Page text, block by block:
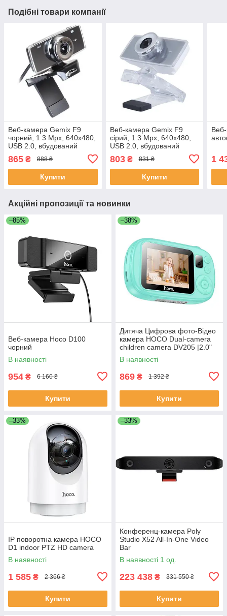
Подібні товари компанії
Веб-камера Gemix F9
чорний, 1.3 Mpx, 640x480,
USB 2.0, вбудований
865 ₴ 888 ₴
Купити
Веб-камера Gemix F9
сірий, 1.3 Mpx, 640x480,
USB 2.0, вбудований
803₴ 831 ₴
Купити
1
Акційні пропозиції та новинки
–85%
Веб-камера Hoco D100
чорний
В наявності
954 ₴ 6 160 ₴
Купити
–38%
Дитяча Цифрова фото-Відео
камера HOCO Dual-camera
children camera DV205 |2.0"
HD screen|
В наявності
869 ₴ 1 392 ₴
Купити
–33%
IP поворотна камера HOCO
D1 indoor PTZ HD camera
В наявності
1 585 ₴ 2 366 ₴
Купити
–33%
Конференц-камера Poly
Studio X52 All-In-One Video
Bar
В наявності 1 од.
223 438 ₴ 331 550 ₴
Купити